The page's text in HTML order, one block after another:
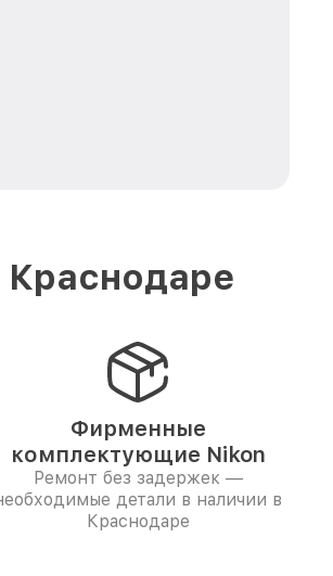
Краснодаре
Фирменные
комплектующие Nikon
Ремонт без задержек —
детали в наличии в
Краснодаре